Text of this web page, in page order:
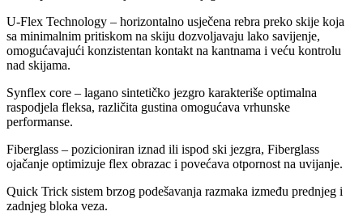
U-Flex Technology – horizontalno usječena rebra preko skije koja
sa minimalnim pritiskom na skiju dozvoljavaju lako savijenje,
omogućavajući konzistentan kontakt na kantnama i veću kontrolu
nad skijama.
Synflex core – lagano sintetičko jezgro karakteriše optimalna
raspodjela fleksa, različita gustina omogućava vrhunske
performanse.
Fiberglass – pozicioniran iznad ili ispod ski jezgra, Fiberglass
ojačanje optimizuje flex obrazac i povećava otpornost na uvijanje.
Quick Trick sistem brzog podešavanja razmaka između prednjeg i
zadnjeg bloka veza.